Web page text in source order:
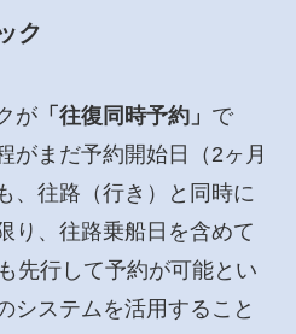
ク
が「往復同時予約」 で
がまだ予約開始日（2ヶ月
、往路（行き）と同時に
り、往路乗船日を含めて
先行して予約が可能とい
システムを活用すること